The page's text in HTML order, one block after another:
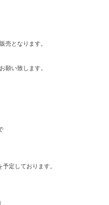
売となります。
願い致します。
定しております。